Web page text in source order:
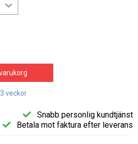
veckor
Snabb personlig kundtjänst
Betala mot faktura efter leverans